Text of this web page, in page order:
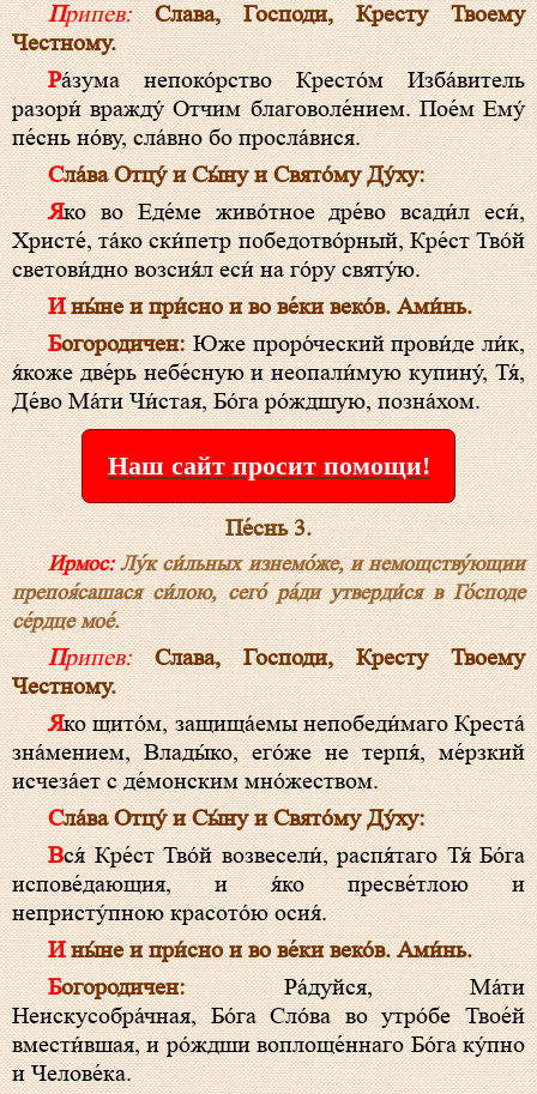
Припев:
Слава, Господи, Кресту Твоему
Честному.
Ра́зума непоко́рство Кресто́м Изба́витель
разори́ вражду́ Отчим благоволе́нием. Пое́м Ему́
пе́снь но́ву, сла́вно бо просла́вися.
Сла́ва Отцу́ и Сы́ну и Свято́му Ду́ху:
Яко во Еде́ме живо́тное дре́во всади́л еси́,
Христе́, та́ко ски́петр победотво́рный, Кре́ст Тво́й
светови́дно возсия́л еси́ на го́ру святу́ю.
И ны́не и при́сно и во ве́ки веко́в. Ами́нь.
Богородичен:Юже проро́ческий прови́де ли́к,
я́коже две́рь небе́сную и неопали́мую купину́, Тя́,
Де́во Ма́ти Чи́стая, Бо́га ро́ждшую, позна́хом.
Наш сайт просит помощи!
Пе́снь 3.
Ирмос:Лу́к си́льных изнемо́же, и немощству́ющии
препоя́сашася си́лою, сего́ ра́ди утверди́ся в Го́споде
се́рдце мое́.
Припев:
Слава, Господи, Кресту Твоему
Честному.
Яко щито́м, защища́емы непобеди́маго Креста́
зна́мением, Влады́ко, его́же не терпя́, ме́рзкий
исчеза́ет с де́монским мно́жеством.
Сла́ва Отцу́ и Сы́ну и Свято́му Ду́ху:
Вся́ Кре́ст Тво́й возвесели́, распя́таго Тя́ Бо́га
испове́дающия, и я́ко пресве́тлою и
непристу́пною красото́ю осия́.
И ны́не и при́сно и во ве́ки веко́в. Ами́нь.
Богородичен:Ра́дуйся, Ма́ти
Неискусобра́чная, Бо́га Сло́ва во утро́бе Твое́й
вмести́вшая, и ро́ждши воплоще́ннаго Бо́га ку́пно
и Челове́ка.